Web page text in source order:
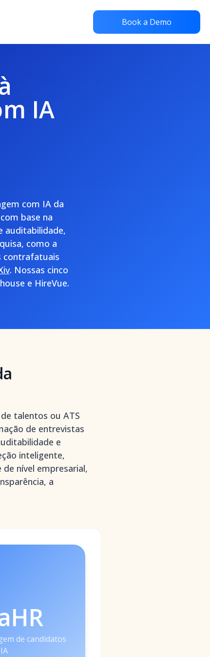
Book a Demo
IA
com IA da
base na
auditabilidade,
como a
contrafatuais
. Nossas cinco
e HireVue.
talentos ou ATS
de entrevistas
e
inteligente,
nível empresarial,
a
de candidatos